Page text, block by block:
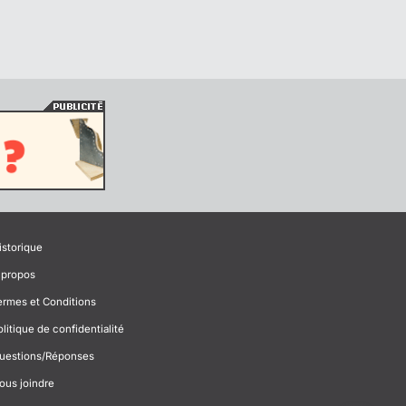
et Conditions
de confidentialité
Réponses
joindre